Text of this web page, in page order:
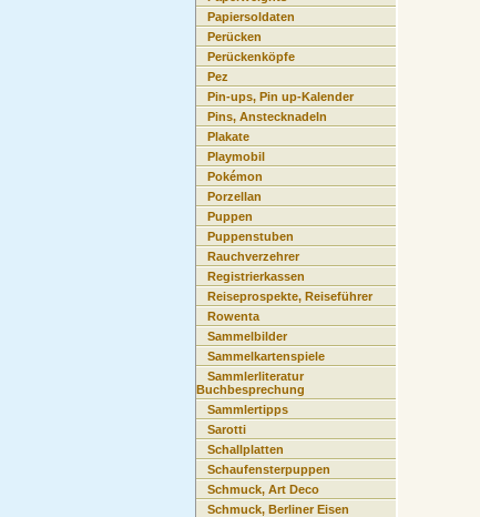
Papiersoldaten
Perücken
Perückenköpfe
Pez
Pin-ups, Pin up-Kalender
Pins, Anstecknadeln
Plakate
Playmobil
Pokémon
Porzellan
Puppen
Puppenstuben
Rauchverzehrer
Registrierkassen
Reiseprospekte, Reiseführer
Rowenta
Sammelbilder
Sammelkartenspiele
Sammlerliteratur
Buchbesprechung
Sammlertipps
Sarotti
Schallplatten
Schaufensterpuppen
Schmuck, Art Deco
Schmuck, Berliner Eisen